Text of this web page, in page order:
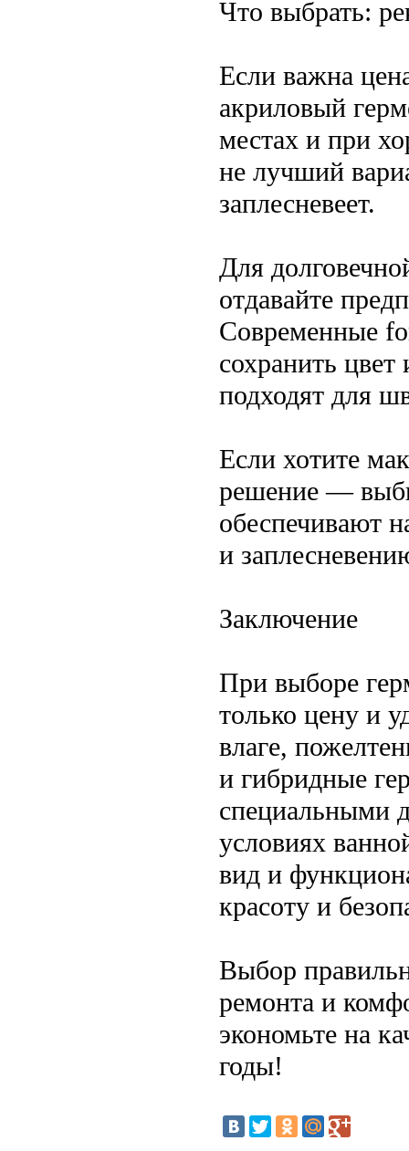
Что выбрать:
Если важна
акриловый
местах и при
не лучший
заплесневеет.
Для
отдавайте
Современные
сохранить
подходят для
Если хотите
решение —
обеспечивают
и
Заключение
При выборе
только цену и
влаге,
и гибридные
специальными
условиях
вид и
красоту и
Выбор
ремонта и
экономьте на
годы!